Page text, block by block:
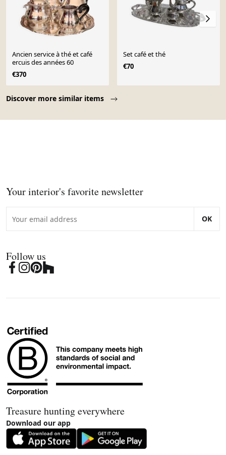
Discover more similar items
Ancien service à thé et café
ercuis des années 60
€370
Set café et thé
€70
Your interior's favorite newsletter
OK
Follow us
Treasure hunting everywhere
Download our app